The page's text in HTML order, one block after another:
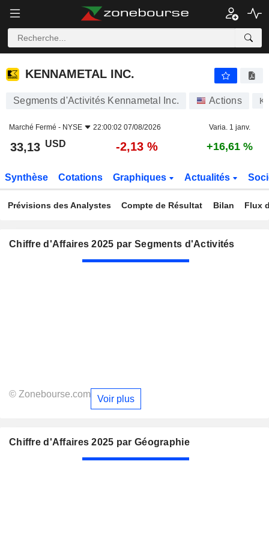
KENNAMETAL INC.
KENNAMETAL INC.
Segments d'Activités Kennametal Inc. Actions
Marché Fermé - NYSE 22:00:02 07/08/2026 Varia. 1 janv.
33,13 USD -2,13 % +16,61 %
Synthèse Cotations Graphiques Actualités
Prévisions des Analystes Compte de Résultat Bilan Flux
Chiffre d'Affaires 2025 par Segments d'Activités
© Zonebourse.com Voir plus
Chiffre d'Affaires 2025 par Géographie